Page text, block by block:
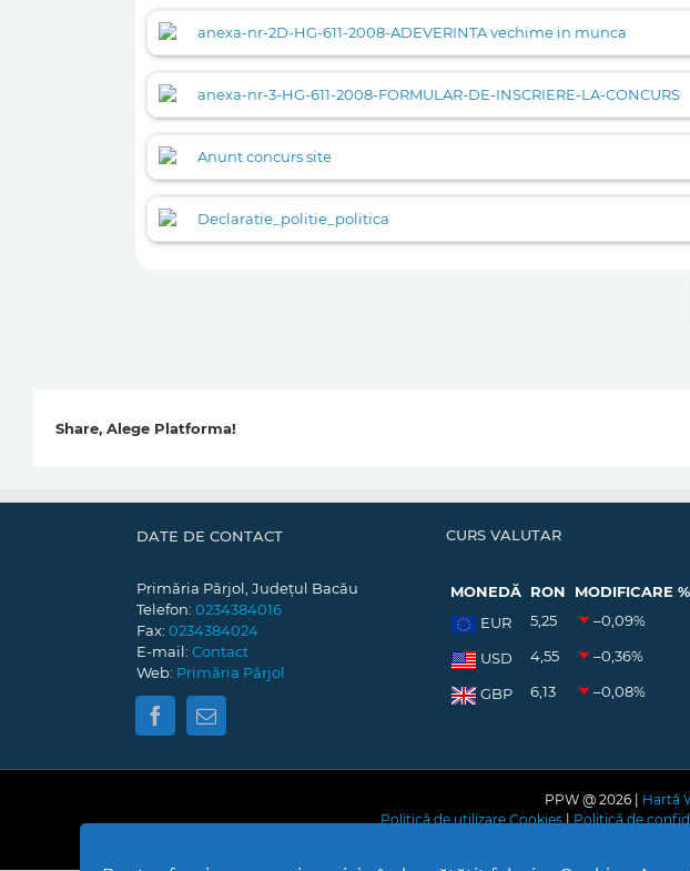
anexa-nr-2D-HG-611-2008-ADEVERINTA vechime in munca
anexa-nr-3-HG-611-2008-FORMULAR-DE-INSCRIERE-LA-CONCURS
Anunt concurs site
Declaratie_politie_politica
Share, Alege Platforma!
DATE DE CONTACT
Primăria Pârjol, Județul Bacău
Telefon: 0234384016
Fax: 0234384024
E-mail: Contact
Web: Primăria Pârjol
CURS VALUTAR
MONEDĂ RON
MODIFICARE %
EUR
5,25 –0,09%
USD 4,55 –0,36%
GBP 6,13 –0,08%
PPW @ 2026 | Hartă
Politică de utilizare Cookies|Politică de